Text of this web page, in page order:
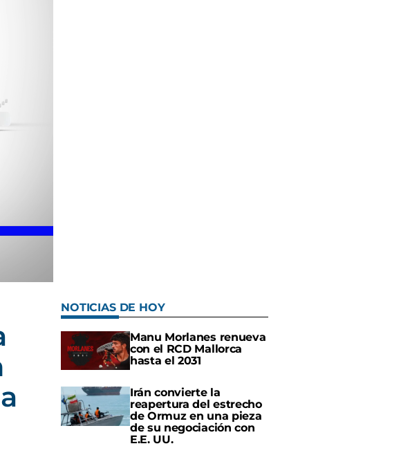
NOTICIAS DE HOY
Manu Morlanes renueva
con el RCD Mallorca
hasta el 2031
Irán convierte la
reapertura del estrecho
de Ormuz en una pieza
de su negociación con
E.E. UU.